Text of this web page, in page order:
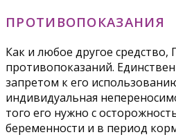
ПРОТИВОПОКАЗАНИЯ
Как и любое другое
противопоказаний.
запретом к его
индивидуальная
того его нужно с
беременности и в период